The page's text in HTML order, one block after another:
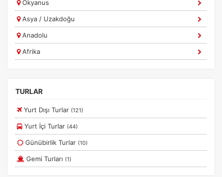
Okyanus
Asya / Uzakdoğu
Anadolu
Afrika
Diğer
TURLAR
Yurt Dışı Turlar (121)
Yurt İçi Turlar (44)
Günübirlik Turlar (10)
Gemi Turları (1)